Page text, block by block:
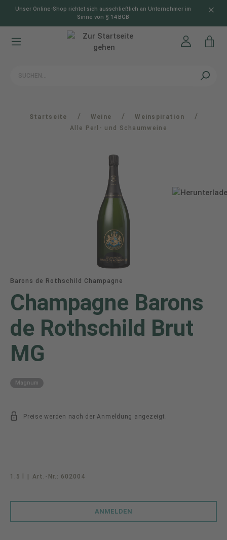
springen
Unser Online-Shop richtet sich ausschließlich an Unternehmer im
Sinne von § 14 BGB
Startseite / Weine / Weinspiration /
Alle Perl- und Schaumweine
Barons de Rothschild Champagne
Champagne Barons
de Rothschild Brut
MG
Magnum
Preise werden nach der Anmeldung angezeigt.
1.5 l Art.-Nr.: 602004
ANMELDEN